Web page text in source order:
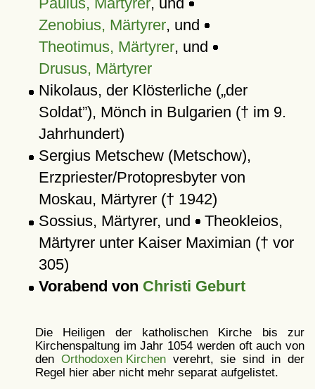
Zenobius, Märtyrer, und
Theotimus, Märtyrer, und
Drusus, Märtyrer
Nikolaus, der Klösterliche ( der
Soldat ), Mönch in Bulgarien († im 9.
Jahrhundert)
Sergius Metschew (Metschow),
Erzpriester/Protopresbyter von
Moskau, Märtyrer († 1942)
Sossius, Märtyrer, und Theokleios,
Märtyrer unter Kaiser Maximian († vor
305)
Vorabend von Christi Geburt
Die Heiligen der katholischen Kirche bis zur
Kirchenspaltung im Jahr 1054 werden oft auch von
den Orthodoxen Kirchenverehrt, sie sind in der
Regel hier aber nicht mehr separat aufgelistet.